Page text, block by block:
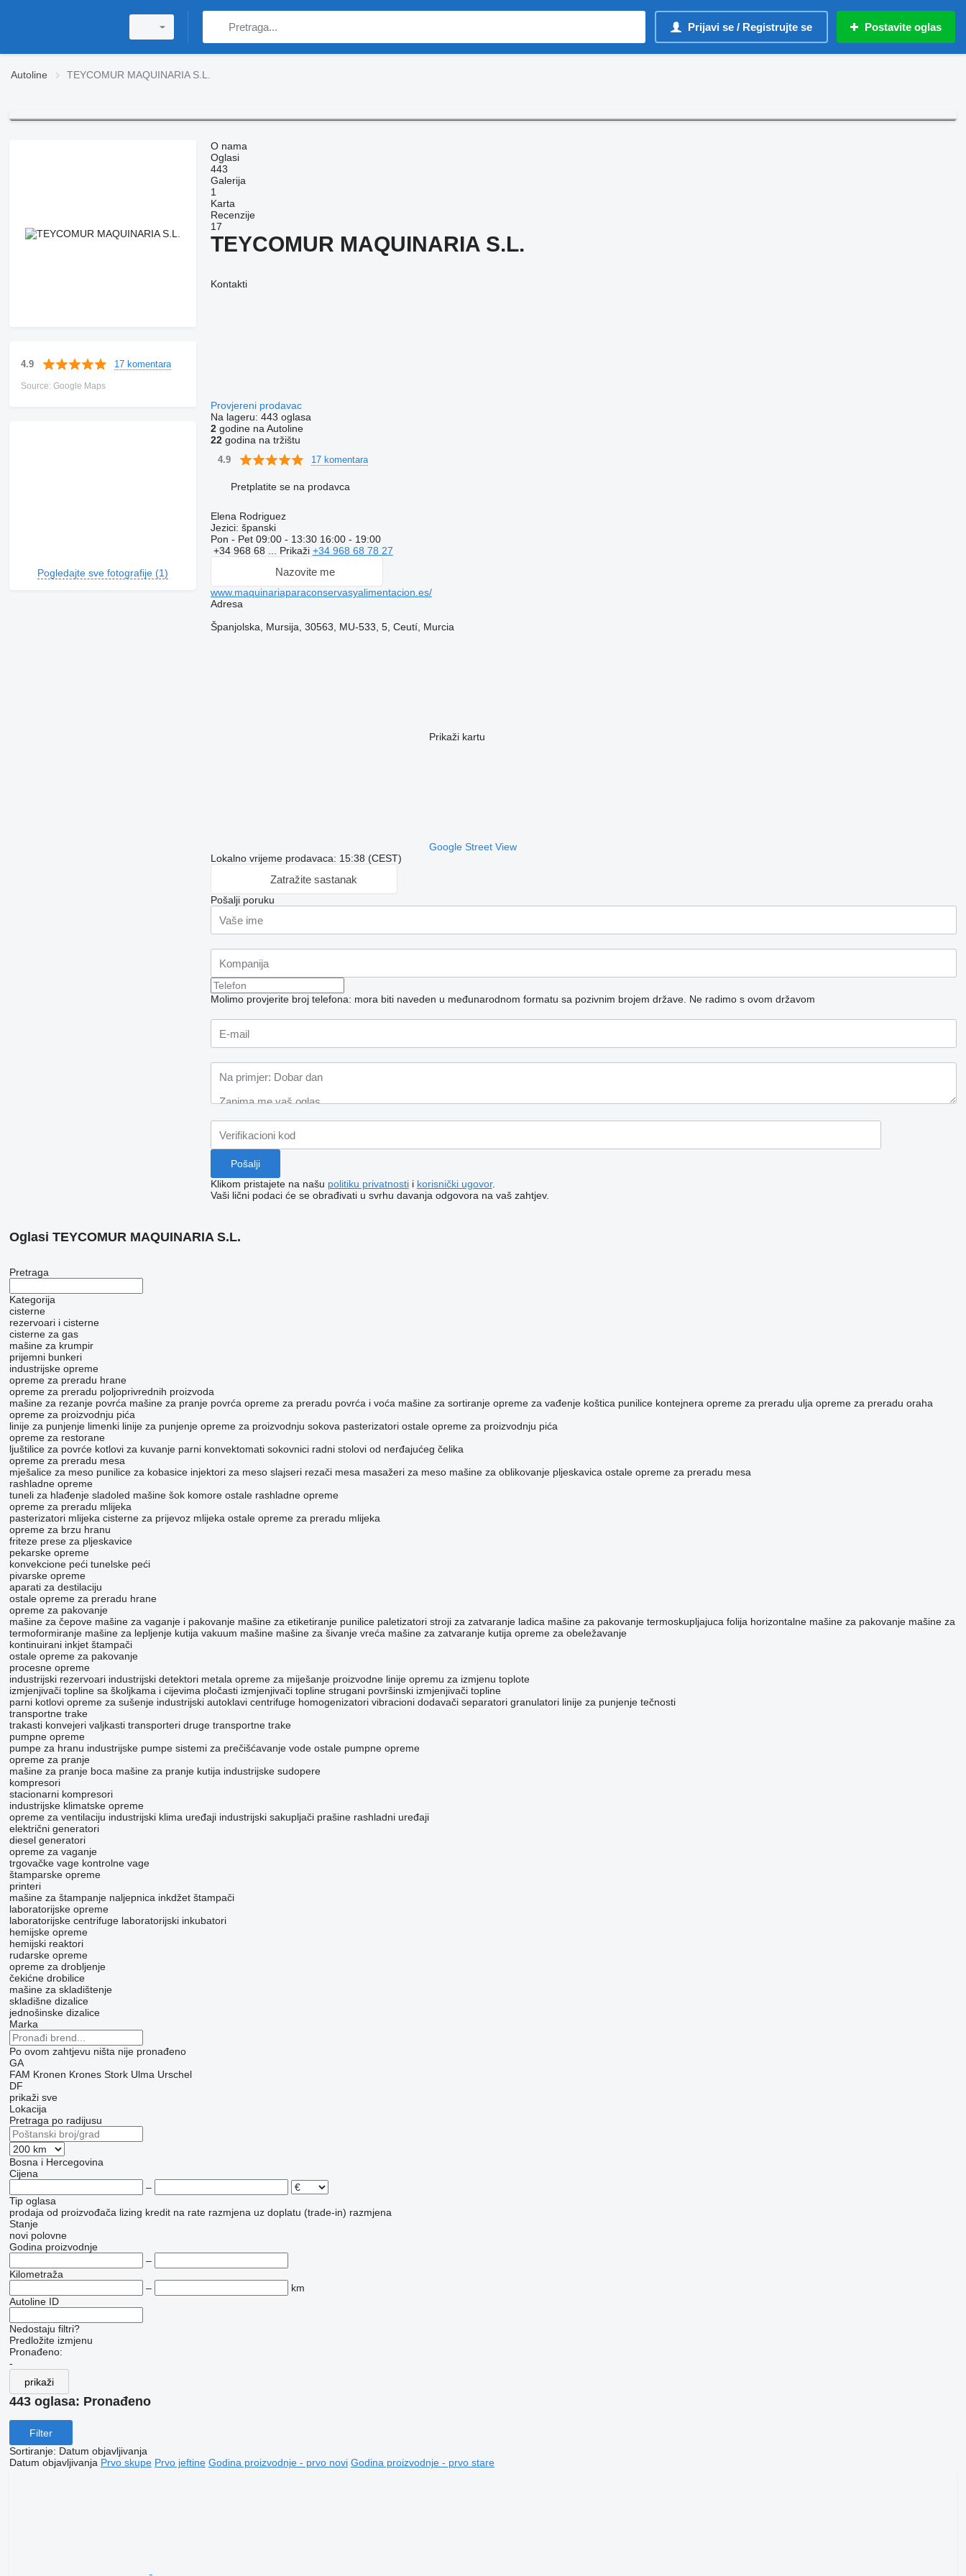
Prijavi se / Registrujte se Postavite oglas
Autoline TEYCOMUR MAQUINARIA S.L.
4.9 17 komentara
Source: Google Maps
Pogledajte sve fotografije (1)
O nama
Oglasi
443
Galerija
1
Karta
Recenzije
17
TEYCOMUR MAQUINARIA S.L.
Kontakti
Provjereni prodavac
Na lageru: 443 oglasa
2godine na Autoline
22godina na tržištu
4.9 17 komentara
Pretplatite se na prodavca
Elena Rodriguez
Jezici: španski
Pon - Pet 09:00 - 13:30 16:00 - 19:00
+34 968 68 ... Prikaži +34 968 68 78 27
Nazovite me
www.maquinariaparaconservasyalimentacion.es/
Adresa
Španjolska, Mursija, 30563, MU-533, 5, Ceutí, Murcia
Prikaži kartu
Google Street View
Lokalno vrijeme prodavaca: 15:38 (CEST)
Zatražite sastanak
Pošalji poruku
Molimo provjerite broj telefona: mora biti naveden u međunarodnom formatu sa pozivnim brojem države. Ne radimo s ovom državom
Klikom pristajete na našu politiku privatnostii korisnički ugovor.
Vaši lični podaci će se obrađivati ​​u svrhu davanja odgovora na vaš zahtjev.
Oglasi TEYCOMUR MAQUINARIA S.L.
Pretraga
Kategorija
cisterne
rezervoari i cisterne
cisterne za gas
mašine za krumpir
prijemni bunkeri
industrijske opreme
opreme za preradu hrane
opreme za preradu poljoprivrednih proizvoda
mašine za rezanje povrća mašine za pranje povrća opreme za preradu povrća i voća mašine za sortiranje opreme za vađenje koštica punilice kontejnera opreme za preradu ulja opreme za preradu oraha
opreme za proizvodnju pića
linije za punjenje limenki linije za punjenje opreme za proizvodnju sokova pasterizatori ostale opreme za proizvodnju pića
opreme za restorane
ljuštilice za povrće kotlovi za kuvanje parni konvektomati sokovnici radni stolovi od nerđajućeg čelika
opreme za preradu mesa
mješalice za meso punilice za kobasice injektori za meso slajseri rezači mesa masažeri za meso mašine za oblikovanje pljeskavica ostale opreme za preradu mesa
rashladne opreme
tuneli za hlađenje sladoled mašine šok komore ostale rashladne opreme
opreme za preradu mlijeka
pasterizatori mlijeka cisterne za prijevoz mlijeka ostale opreme za preradu mlijeka
opreme za brzu hranu
friteze prese za pljeskavice
pekarske opreme
konvekcione peći tunelske peći
pivarske opreme
aparati za destilaciju
ostale opreme za preradu hrane
opreme za pakovanje
mašine za čepove mašine za vaganje i pakovanje mašine za etiketiranje punilice paletizatori stroji za zatvaranje ladica mašine za pakovanje termoskupljajuca folija horizontalne mašine za pakovanje mašine za
termoformiranje mašine za lepljenje kutija vakuum mašine mašine za šivanje vreća mašine za zatvaranje kutija opreme za obeležavanje
kontinuirani inkjet štampači
ostale opreme za pakovanje
procesne opreme
industrijski rezervoari industrijski detektori metala opreme za miješanje proizvodne linije opremu za izmjenu toplote
izmjenjivači topline sa školjkama i cijevima pločasti izmjenjivači topline strugani površinski izmjenjivači topline
parni kotlovi opreme za sušenje industrijski autoklavi centrifuge homogenizatori vibracioni dodavači separatori granulatori linije za punjenje tečnosti
transportne trake
trakasti konvejeri valjkasti transporteri druge transportne trake
pumpne opreme
pumpe za hranu industrijske pumpe sistemi za prečišćavanje vode ostale pumpne opreme
opreme za pranje
mašine za pranje boca mašine za pranje kutija industrijske sudopere
kompresori
stacionarni kompresori
industrijske klimatske opreme
opreme za ventilaciju industrijski klima uređaji industrijski sakupljači prašine rashladni uređaji
električni generatori
diesel generatori
opreme za vaganje
trgovačke vage kontrolne vage
štamparske opreme
printeri
mašine za štampanje naljepnica inkdžet štampači
laboratorijske opreme
laboratorijske centrifuge laboratorijski inkubatori
hemijske opreme
hemijski reaktori
rudarske opreme
opreme za drobljenje
čekićne drobilice
mašine za skladištenje
skladišne dizalice
jednošinske dizalice
Marka
Po ovom zahtjevu ništa nije pronađeno
GA
FAM Kronen Krones Stork Ulma Urschel
DF
prikaži sve
Lokacija
Pretraga po radijusu
Bosna i Hercegovina
Cijena
–
Tip oglasa
prodaja od proizvođača lizing kredit na rate razmjena uz doplatu (trade-in) razmjena
Stanje
novi polovne
Godina proizvodnje
–
Kilometraža
–
km
Autoline ID
Nedostaju filtri?
Predložite izmjenu
Pronađeno:
-
prikaži
443 oglasa: Pronađeno
Filter
Sortiranje: Datum objavljivanja
Datum objavljivanja Prvo skupe Prvo jeftine Godina proizvodnje - prvo novi Godina proizvodnje - prvo stare